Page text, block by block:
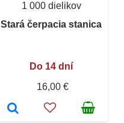
1 000 dielikov
Stará čerpacia stanica
Do 14 dní
16,00 €